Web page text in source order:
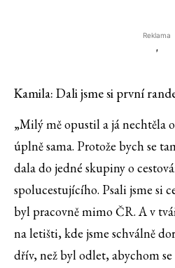
Reklama
'
Kamila: Dali jsme si první
„Milý mě opustil a já nechtěla
úplně sama. Protože bych se
dala do jedné skupiny o
spolucestujícího. Psali jsme si
byl pracovně mimo ČR. A v
na letišti, kde jsme schválně
dřív, než byl odlet, abychom